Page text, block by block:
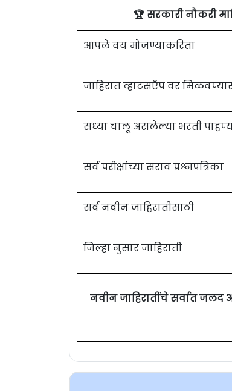
🏆 सरकारी नौकरी
आपले वय मोजण्याकरिता
जाहिरात व्हाटसऍप वर
सध्या चालू असलेल्या भरती
सर्व परीक्षांच्या सराव प्रश्नपत्रिका
सर्व नवीन जाहिरातींसाठी
जिल्हा नुसार जाहिराती
नवीन जाहिरातींचे सर्वात जलद